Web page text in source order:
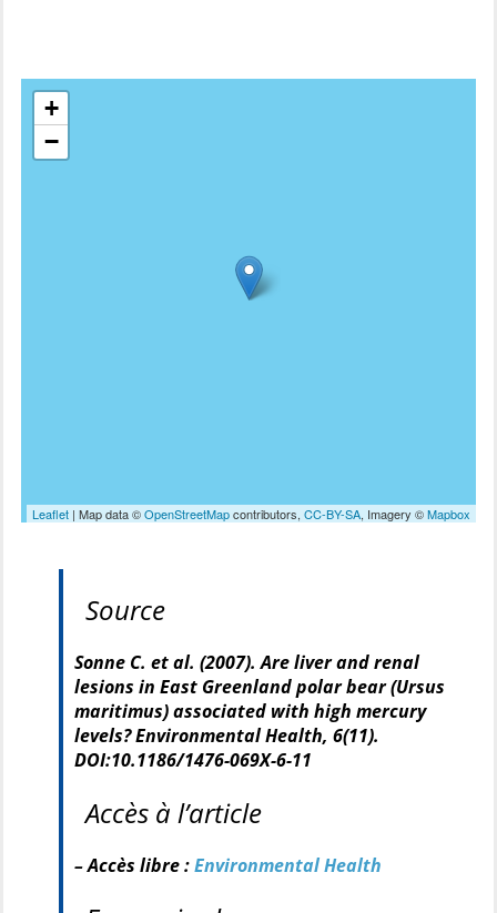
+
−
Leaflet | Map data ©OpenStreetMapcontributors, CC-BY-SA, Imagery ©Mapbox
Source
Sonne C. et al. (2007). Are liver and renal
lesions in East Greenland polar bear (Ursus
maritimus) associated with high mercury
levels?Environmental Health, 6(11).
DOI:10.1186/1476-069X-6-11
Accès à l’article
– Accès libre :Environmental Health